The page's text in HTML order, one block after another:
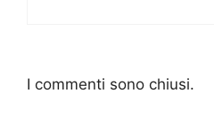
I commenti sono chiusi.